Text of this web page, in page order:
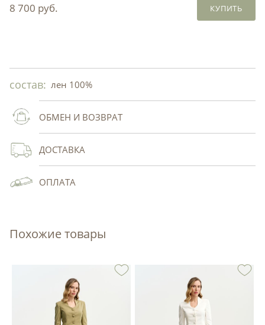
8 700 руб. КУПИТЬ
состав: лен 100%
ОБМЕН И ВОЗВРАТ
ДОСТАВКА
ОПЛАТА
Похожие товары